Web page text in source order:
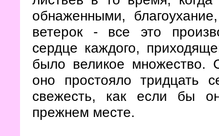
обнаженными,
ветерок - все это
сердце каждого,
было великое множество.
оно простояло тридцать
свежесть, как если бы
прежнем месте.